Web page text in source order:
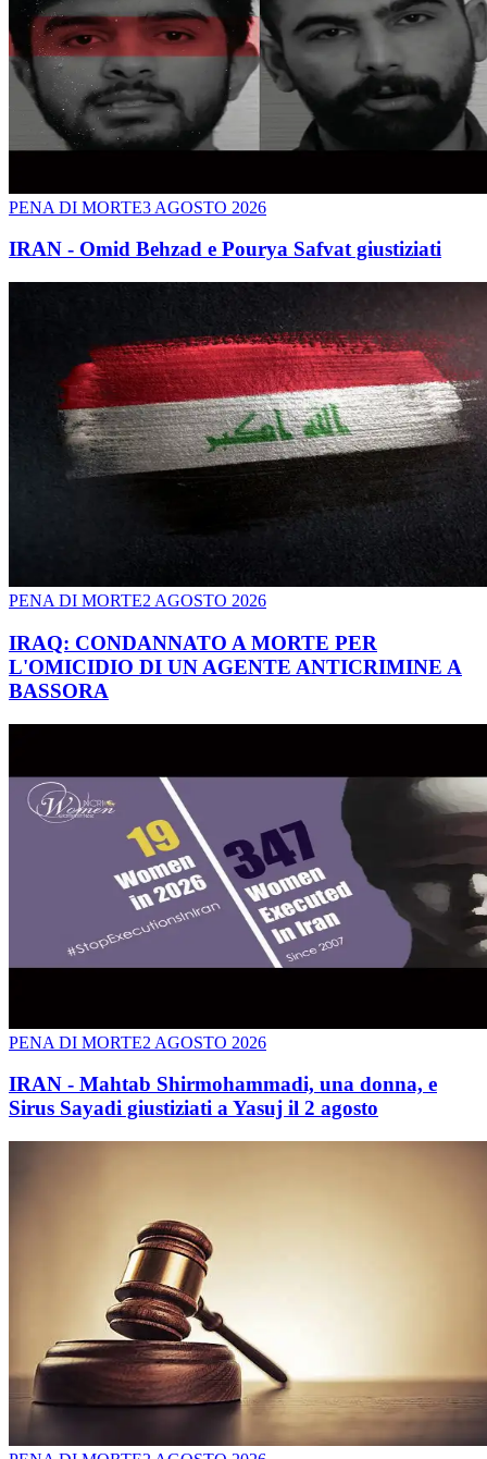
PENA DI MORTE3 AGOSTO 2026
IRAN - Omid Behzad e Pourya Safvat giustiziati
PENA DI MORTE2 AGOSTO 2026
IRAQ: CONDANNATO A MORTE PER
L'OMICIDIO DI UN AGENTE ANTICRIMINE A
BASSORA
PENA DI MORTE2 AGOSTO 2026
IRAN - Mahtab Shirmohammadi, una donna, e
Sirus Sayadi giustiziati a Yasuj il 2 agosto